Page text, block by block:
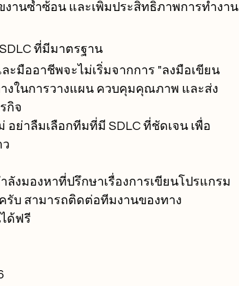
งานซ้ำซ้อน และเพิ่มประสิทธิภาพการทำงาน
ที่มีมาตรฐาน
มืออาชีพจะไม่เริ่มจากการ "ลงมือเขียน
งในการวางแผน ควบคุมคุณภาพ และส่ง
กิจ
ย่าลืมเลือกทีมที่มี SDLC ที่ชัดเจน เพื่อ
งมองหาที่ปรึกษาเรื่องการเขียนโปรแกรม
รับ สามารถติดต่อทีมงานของทาง
ด้ฟรี